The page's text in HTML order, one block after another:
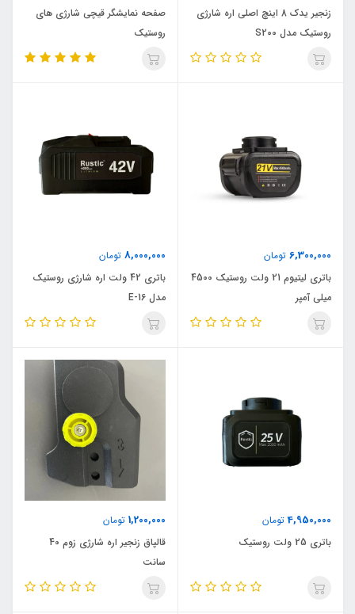
زنجیر یدک 8 اینچ اصلی اره شارژی
روستیک مدل S200
صفحه نمایشگر قیچی شارژی های
روستیک
6,300,000 تومان
باتری لیتیوم 21 ولت روستیک 4500
میلی آمپر
8,000,000 تومان
باتری 42 ولت اره شارژی روستیک
مدل E-16
4,950,000تومان
باتری 25 ولت روستیک
1,200,000 تومان
قالپاق زنجیر اره شارژی زوم 40
سانت